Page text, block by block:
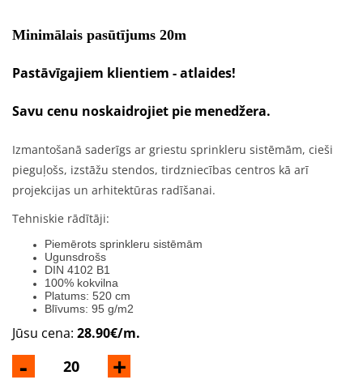
Minimālais pasūtījums 20m
Pastāvīgajiem klientiem - atlaides!
Savu cenu noskaidrojiet pie menedžera.
Izmantošanā saderīgs ar griestu sprinkleru sistēmām, cieši
pieguļošs, izstāžu stendos, tirdzniecības centros kā arī
projekcijas un arhitektūras radīšanai.
Тehniskie rādītāji:
Piemērots sprinkleru sistēmām
Ugunsdrošs
DIN 4102 B1
100% kokvilna
Platums: 520 cm
Blīvums: 95 g/m2
- +
Jūsu cena: 28.90€/m.